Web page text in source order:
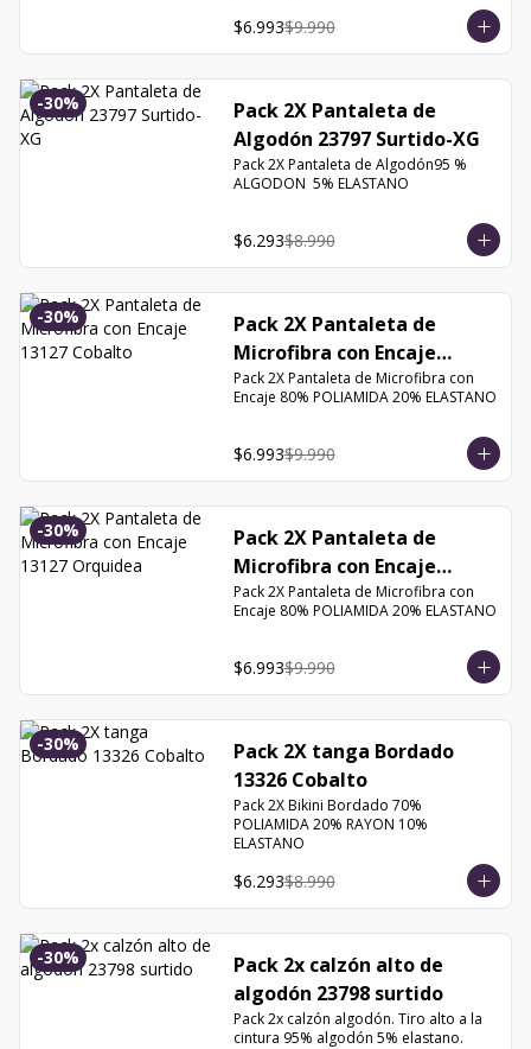
$6.993$9.990
-30%
Pack 2X Pantaleta de
Algodón 23797 Surtido-XG
Pack 2X Pantaleta de Algodón95 %
ALGODON  5% ELASTANO
$6.293$8.990
-30%
Pack 2X Pantaleta de
Microfibra con Encaje
13127 Cobalto
Pack 2X Pantaleta de Microfibra con
Encaje 80% POLIAMIDA 20% ELASTANO
$6.993$9.990
-30%
Pack 2X Pantaleta de
Microfibra con Encaje
13127 Orquidea
Pack 2X Pantaleta de Microfibra con
Encaje 80% POLIAMIDA 20% ELASTANO
$6.993$9.990
-30%
Pack 2X tanga Bordado
13326 Cobalto
Pack 2X Bikini Bordado 70%
POLIAMIDA 20% RAYON 10%
ELASTANO
$6.293$8.990
-30%
Pack 2x calzón alto de
algodón 23798 surtido
Pack 2x calzón algodón. Tiro alto a la
cintura 95% algodón 5% elastano.